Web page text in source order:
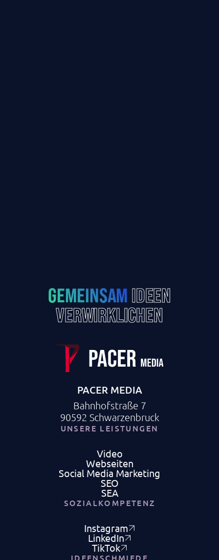
GEMEINSAM IDEEN
VERWIRKLICHEN
PACER MEDIA
Bahnhofstraße 7
90592 Schwarzenbruck
UNSERE LEISTUNGEN
Video
Webseiten
Social Media Marketing
SEO
SEA
SOZIALKOMPETENZ
Instagram
LinkedIn
TikTok
IDEENSCHMIEDE